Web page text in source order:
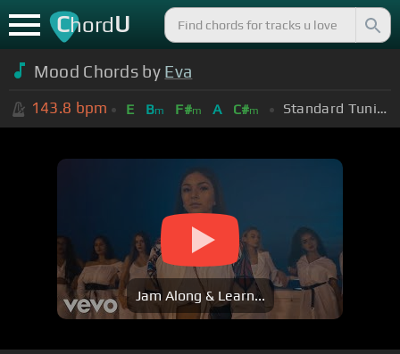
ChordU
Mood Chords by Eva
143.8 bpm E Bm F#m A C#m Standard Tuning (EADGBE)
Jam Along & Learn...